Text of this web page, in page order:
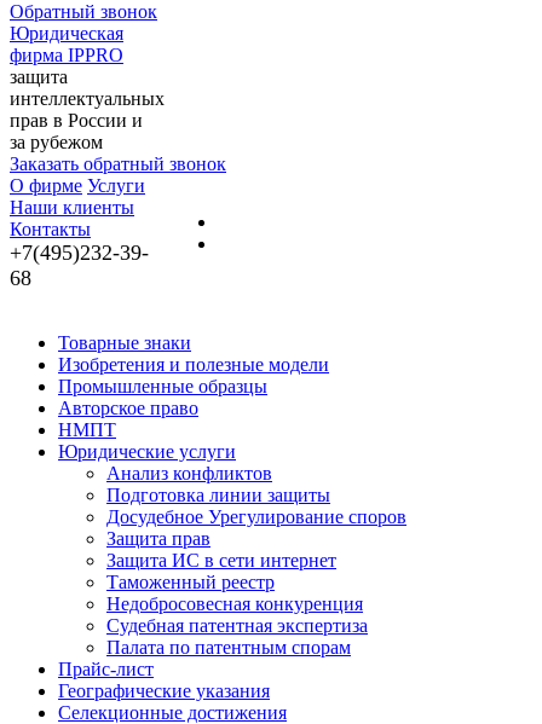
Обратный звонок
Юридическая
фирма IPPRO
защита
интеллектуальных
прав в России и
за рубежом
Заказать обратный звонок
О фирме Услуги
Наши клиенты
Контакты
+7(495)232-39-
68
Товарные знаки
Изобретения и полезные модели
Промышленные образцы
Авторское право
НМПТ
Юридические услуги
Анализ конфликтов
Подготовка линии защиты
Досудебное Урегулирование споров
Защита прав
Защита ИС в сети интернет
Таможенный реестр
Недобросовесная конкуренция
Судебная патентная экспертиза
Палата по патентным спорам
Прайс-лист
Географические указания
Селекционные достижения